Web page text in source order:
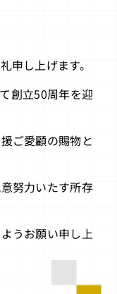
申し上げます。
創立50周年を迎
ご愛顧の賜物と
努力いたす所存
うお願い申し上